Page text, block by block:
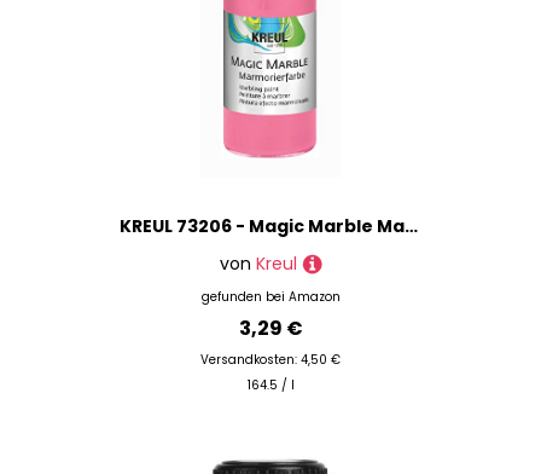
KREUL 73206 - Magic Marble Marmorierfarbe, 20 ml Glas in rosa, farbbrillante Tauchmarmorierfarbe für zufällige Musterungen und einzigartige Farbeffekte
von Kreul
gefunden bei Amazon
3,29 €
Versandkosten: 4,50 €
164.5 / l